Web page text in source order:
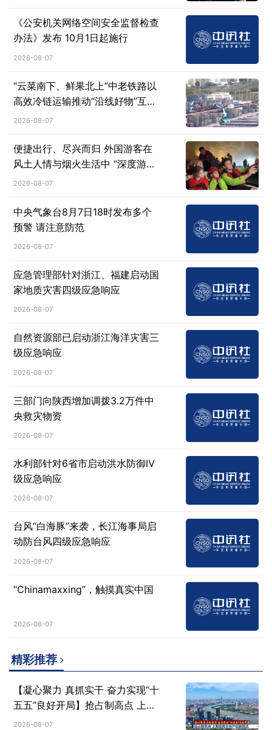
《公安机关网络空间安全监督检查
办法》发布 10月1日起施行
2026-08-07
“云菜南下、鲜果北上”中老铁路以
高效冷链运输推动“沿线好物”互惠
流通
2026-08-07
便捷出行、尽兴而归 外国游客在
风土人情与烟火生活中 “深度游中
国”
2026-08-07
中央气象台8月7日18时发布多个
预警 请注意防范
2026-08-07
应急管理部针对浙江、福建启动国
家地质灾害四级应急响应
2026-08-07
自然资源部已启动浙江海洋灾害三
级应急响应
2026-08-07
三部门向陕西增加调拨3.2万件中
央救灾物资
2026-08-07
水利部针对6省市启动洪水防御Ⅳ
级应急响应
2026-08-07
台风“白海豚”来袭，长江海事局启
动防台风四级应急响应
2026-08-07
“Chinamaxxing”，触摸真实中国
2026-08-07
精彩推荐
【凝心聚力 真抓实干 奋力实现“十
五五”良好开局】抢占制高点 上海
培育未来产业新模式
2026-08-07